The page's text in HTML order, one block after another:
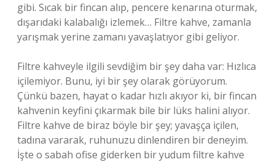
gibi. Sıcak bir fincan alıp, pencere kenarına oturmak,
dışarıdaki kalabalığı izlemek… Filtre kahve, zamanla
yarışmak yerine zamanı yavaşlatıyor gibi geliyor.
Filtre kahveyle ilgili sevdiğim bir şey daha var: Hızlıca
içilemiyor. Bunu, iyi bir şey olarak görüyorum.
Çünkü bazen, hayat o kadar hızlı akıyor ki, bir fincan
kahvenin keyfini çıkarmak bile bir lüks halini alıyor.
Filtre kahve de biraz böyle bir şey; yavaşça içilen,
tadına vararak, ruhunuzu dinlendiren bir deneyim.
İşte o sabah ofise giderken bir yudum filtre kahve